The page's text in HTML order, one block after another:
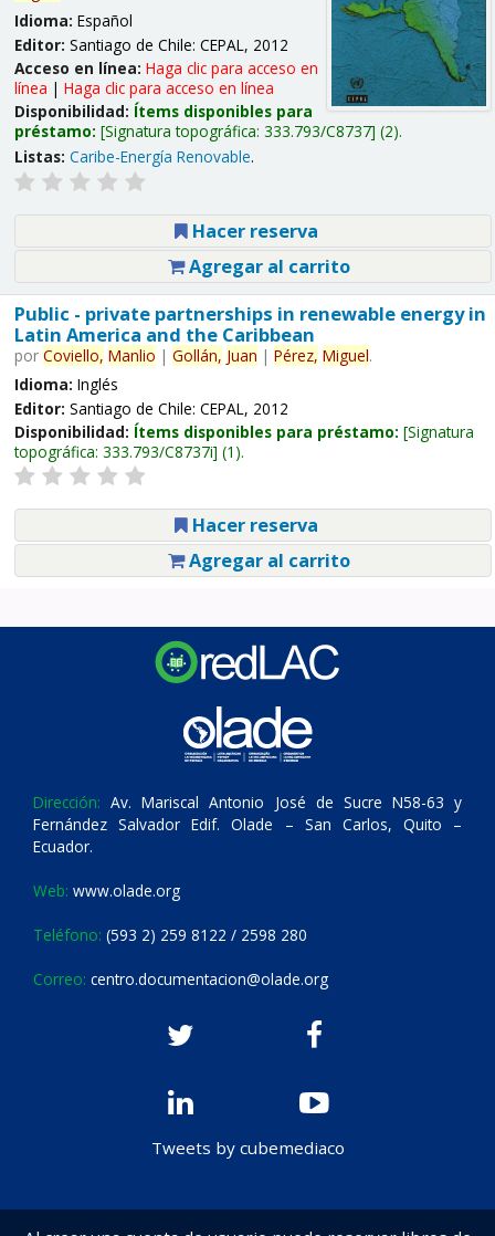
Idioma: Español
Editor: Santiago de Chile: CEPAL, 2012
Acceso en línea: Haga clic para acceso en
línea | Haga clic para acceso en línea
Disponibilidad: Ítems disponibles para
préstamo: Signatura topográfica: 333.793/C8737 (2).
Listas: Caribe-Energía Renovable.
Hacer reserva
Agregar al carrito
Public - private partnerships in renewable energy in
Latin America and the Caribbean
por Coviello, Manlio | Gollán, Juan | Pérez, Miguel.
Idioma: Inglés
Editor: Santiago de Chile: CEPAL, 2012
Disponibilidad: Ítems disponibles para préstamo: Signatura
topográfica: 333.793/C8737i (1).
Hacer reserva
Agregar al carrito
Dirección: Av. Mariscal Antonio José de Sucre N58-63 y
Fernández Salvador Edif. Olade – San Carlos, Quito –
Ecuador.
Web: www.olade.org
Teléfono: (593 2) 259 8122 / 2598 280
Correo: centro.documentacion@olade.org
Tweets by cubemediaco